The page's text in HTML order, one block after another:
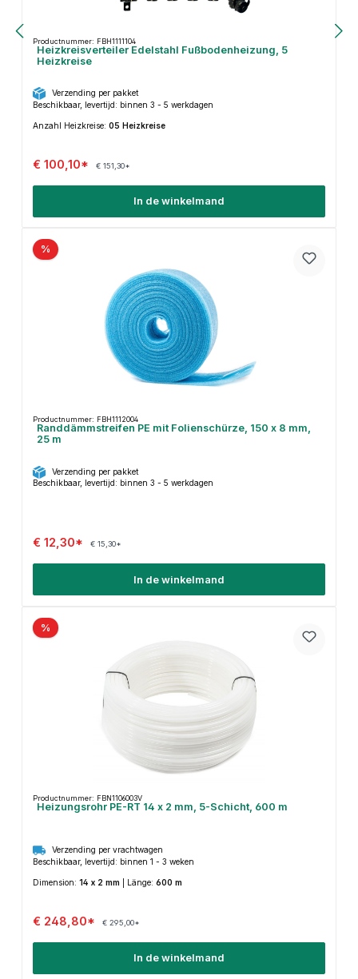
Productnummer: FBH1111104
Heizkreisverteiler Edelstahl Fußbodenheizung, 5
Heizkreise
Verzending per pakket
Beschikbaar, levertijd: binnen 3 - 5 werkdagen
Anzahl Heizkreise: 05 Heizkreise
€ 100,10* € 151,30*
In de winkelmand
%
Productnummer: FBH1112004
Randdämmstreifen PE mit Folienschürze, 150 x 8 mm,
25 m
Verzending per pakket
Beschikbaar, levertijd: binnen 3 - 5 werkdagen
€ 12,30* € 15,30*
In de winkelmand
%
Productnummer: FBN1106003V
Heizungsrohr PE-RT 14 x 2 mm, 5-Schicht, 600 m
Verzending per vrachtwagen
Beschikbaar, levertijd: binnen 1 - 3 weken
Dimension: 14 x 2 mm Länge: 600 m
€ 248,80* € 295,00*
In de winkelmand